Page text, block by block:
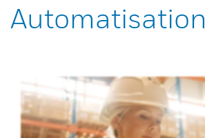
Automatisation